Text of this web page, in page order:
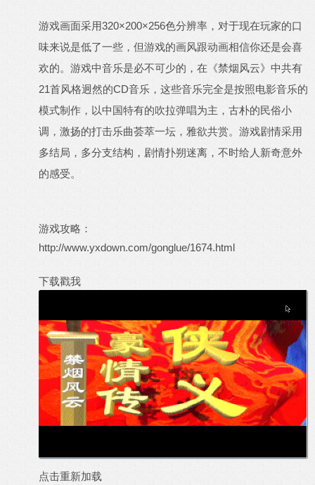
游戏画面采用320×200×256色分辨率，对于现在玩家的口
味来说是低了一些，但游戏的画风跟动画相信你还是会喜
欢的。游戏中音乐是必不可少的，在《禁烟风云》中共有
21首风格迥然的CD音乐，这些音乐完全是按照电影音乐的
模式制作，以中国特有的吹拉弹唱为主，古朴的民俗小
调，激扬的打击乐曲荟萃一坛，雅欲共赏。游戏剧情采用
多结局，多分支结构，剧情扑朔迷离，不时给人新奇意外
的感受。
游戏攻略：
http://www.yxdown.com/gonglue/1674.html
下载戳我
点击重新加载